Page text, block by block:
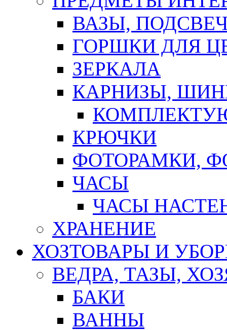
ВАЗЫ,
ГОРШКИ ДЛЯ
ЗЕРКАЛА
КАРНИЗЫ,
КРЮЧКИ
ФОТОРАМКИ,
ЧАСЫ
ЧАСЫ
ХРАНЕНИЕ
ХОЗТОВАРЫ И
ВЕДРА, ТАЗЫ,
БАКИ
ВАННЫ